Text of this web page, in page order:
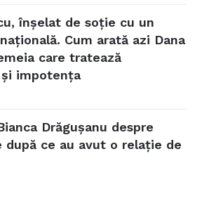
înșelat de soție cu un
Cum arată azi Dana
care tratează
impotența
Drăgușanu despre
după ce au avut o relație de